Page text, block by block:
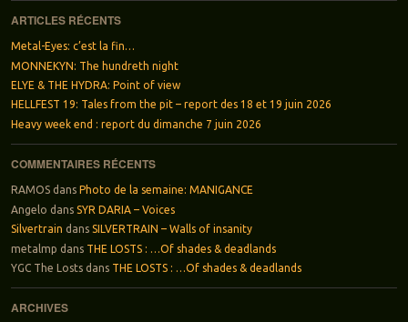
ARTICLES RÉCENTS
Metal-Eyes: c’est la fin…
MONNEKYN: The hundreth night
ELYE & THE HYDRA: Point of view
HELLFEST 19: Tales from the pit – report des 18 et 19 juin 2026
Heavy week end : report du dimanche 7 juin 2026
COMMENTAIRES RÉCENTS
RAMOSdans Photo de la semaine: MANIGANCE
Angelo dans SYR DARIA – Voices
Silvertrain dans SILVERTRAIN – Walls of insanity
metalmp dans THE LOSTS : …Of shades & deadlands
YGC The Lostsdans THE LOSTS : …Of shades & deadlands
ARCHIVES